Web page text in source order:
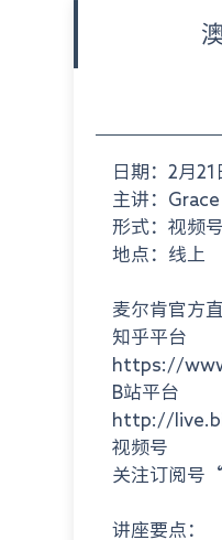
日期：2月
主讲：Grace
形式：视频
地点：线上
麦尔肯官方
知乎平台
https://
B站平台
http://
视频号
关注订阅号
讲座要点：